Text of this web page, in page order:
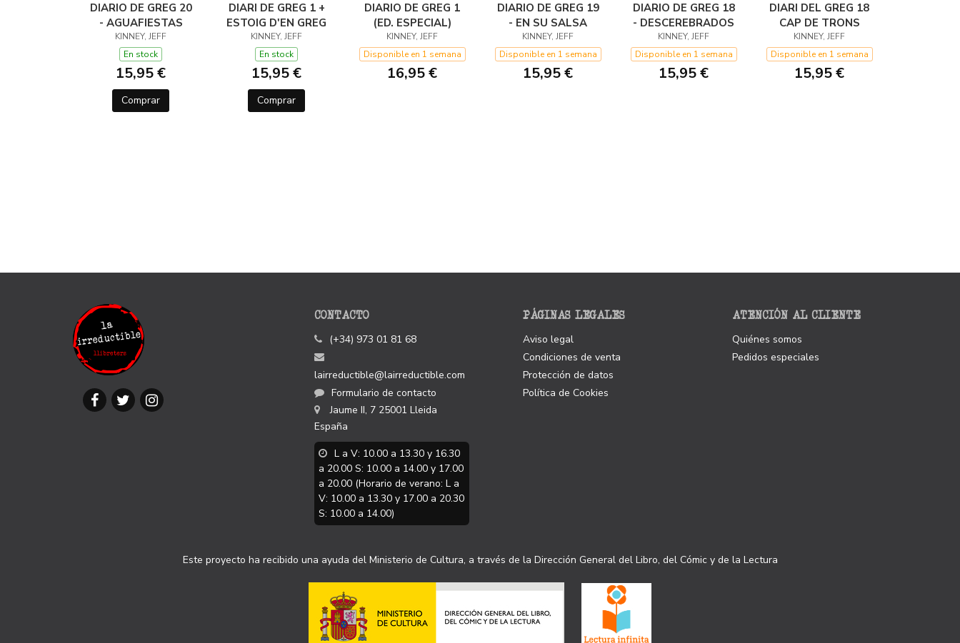
DIARIO DE GREG 20
- AGUAFIESTAS
KINNEY, JEFF
En stock
15,95 €
Comprar
DIARI DE GREG 1 +
ESTOIG D'EN GREG
KINNEY, JEFF
En stock
15,95 €
Comprar
DIARIO DE GREG 1
(ED. ESPECIAL)
KINNEY, JEFF
Disponible en 1 semana
16,95 €
DIARIO DE GREG 19
- EN SU SALSA
KINNEY, JEFF
Disponible en 1 semana
15,95 €
DIARIO DE GREG 18
- DESCEREBRADOS
KINNEY, JEFF
Disponible en 1 semana
15,95 €
DIARI DEL GREG 18
CAP DE TRONS
KINNEY, JEFF
Disponible en 1 semana
15,95 €
CONTACTO
(+34) 973 01 81 68
lairreductible@lairreductible.com
Formulario de contacto
Jaume II, 7 25001 Lleida
España
L a V: 10.00 a 13.30 y 16.30
a 20.00 S: 10.00 a 14.00 y 17.00
a 20.00 (Horario de verano: L a
V: 10.00 a 13.30 y 17.00 a 20.30
S: 10.00 a 14.00)
PÁGINAS LEGALES
Aviso legal
Condiciones de venta
Protección de datos
Política de Cookies
ATENCIÓN AL CLIENTE
Quiénes somos
Pedidos especiales
Este proyecto ha recibido una ayuda del Ministerio de Cultura, a través de la Dirección General del Libro, del Cómic y de la Lectura